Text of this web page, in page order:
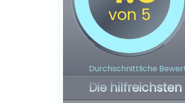
Durchschnittliche
Die